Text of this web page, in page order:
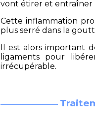
vont étirer et entraîner
Cette inflammation
plus serré dans la
Il est alors important
ligaments pour
irrécupérable.